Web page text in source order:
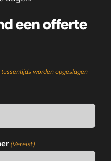
een offerte
worden opgeslagen
(Vereist)